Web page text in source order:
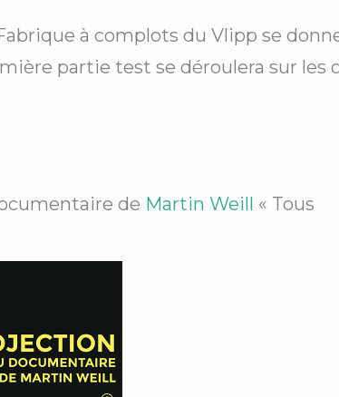
à complots du Vlipp se
partie test se déroulera sur les
de Martin Weill « Tous